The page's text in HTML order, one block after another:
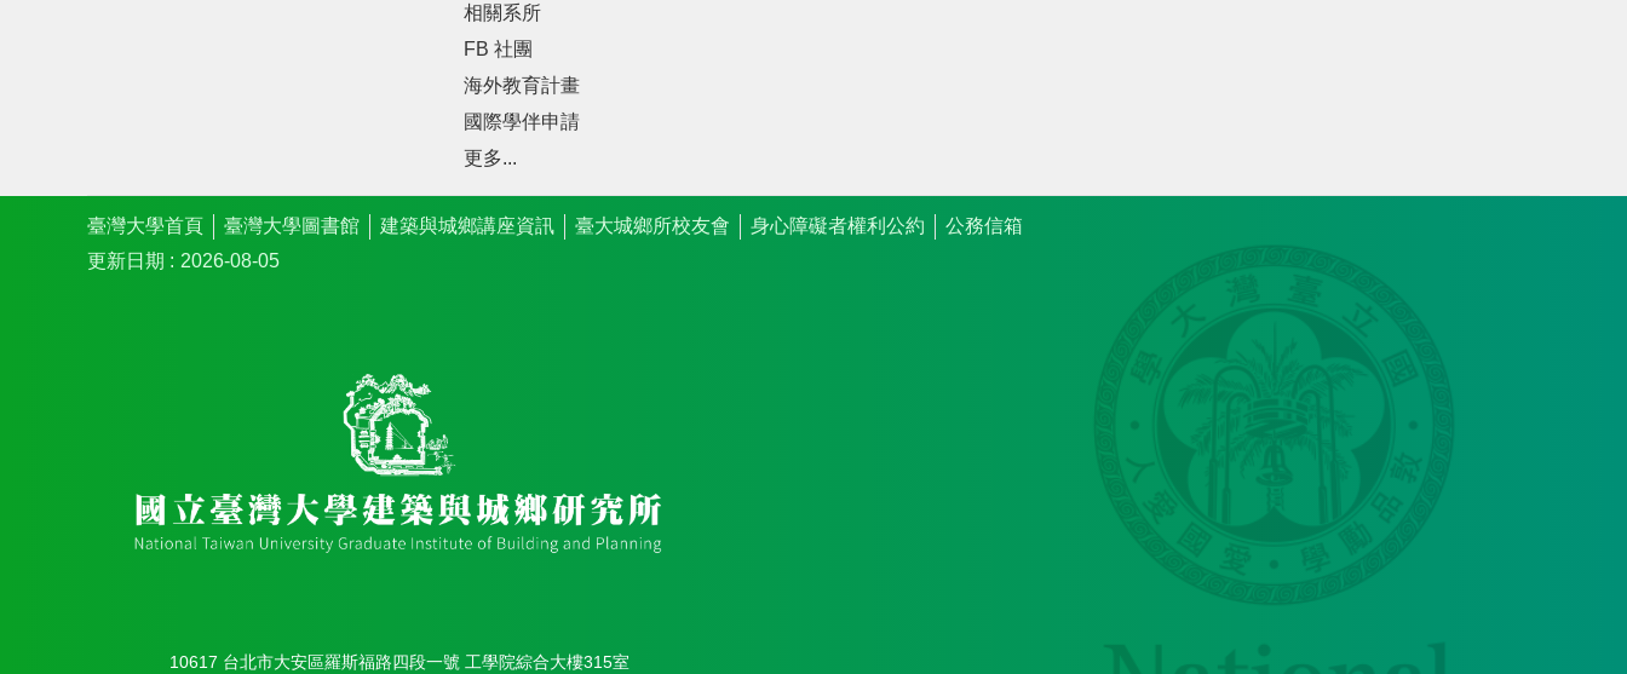
相關系所
FB 社團
海外教育計畫
國際學伴申請
更多...
臺灣大學首頁 臺灣大學圖書館 建築與城鄉講座資訊 臺大城鄉所校友會 身心障礙者權利公約
公務信箱
更新日期
2026-08-05
10617 台北市大安區羅斯福路四段一號 工學院綜合大樓315室